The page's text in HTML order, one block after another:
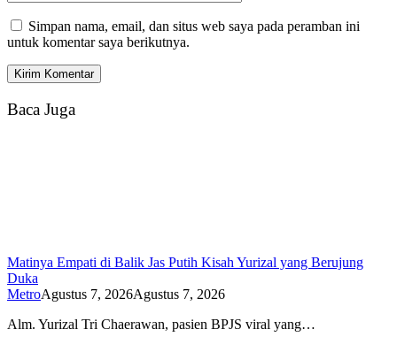
Simpan nama, email, dan situs web saya pada peramban ini
untuk komentar saya berikutnya.
Baca Juga
Matinya Empati di Balik Jas Putih Kisah Yurizal yang Berujung
Duka
MetroAgustus 7, 2026Agustus 7, 2026
Alm. Yurizal Tri Chaerawan, pasien BPJS viral yang…